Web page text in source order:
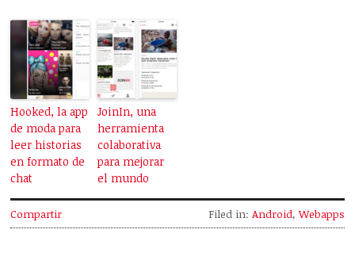
Hooked, la app
de moda para
leer historias
en formato de
chat
JoinIn, una
herramienta
colaborativa
para mejorar
el mundo
Compartir Filed in: Android,Webapps